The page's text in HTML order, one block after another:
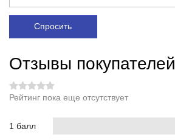
Спросить
Отзывы покупателей
Рейтинг пока еще отсутствует
1 балл